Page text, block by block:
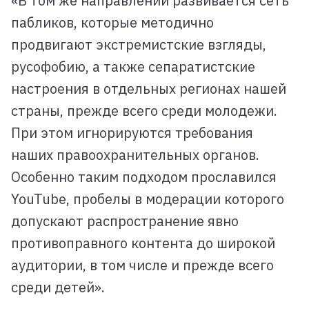
пабликов, которые методично
продвигают экстремистские взгляды,
русофобию, а также сепаратистские
настроения в отдельных регионах нашей
страны, прежде всего среди молодежи.
При этом игнорируются требования
наших правоохранительных органов.
Особенно таким подходом прославился
YouTube, пробелы в модерации которого
допускают распространение явно
противоправного контента до широкой
аудитории, в том числе и прежде всего
среди детей».